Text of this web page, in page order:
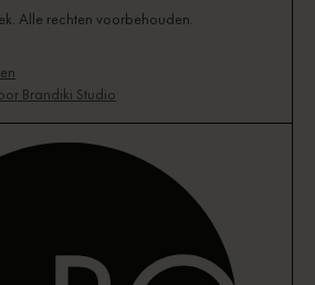
Alle rechten voorbehouden.
Brandiki Studio